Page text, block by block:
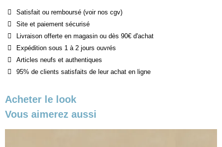
Satisfait ou remboursé (voir nos cgv)
Site et paiement sécurisé
Livraison offerte en magasin ou dès 90€ d'achat
Expédition sous 1 à 2 jours ouvrés
Articles neufs et authentiques
95% de clients satisfaits de leur achat en ligne
Acheter le look
Vous aimerez aussi